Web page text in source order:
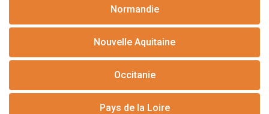
Normandie
Nouvelle Aquitaine
Occitanie
Pays de la Loire